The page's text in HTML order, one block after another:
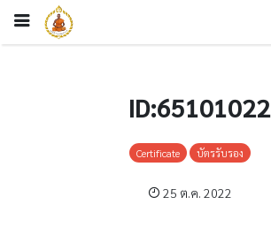
ID:65101022
Certificate บัตรรับรอง
25 ต.ค. 2022